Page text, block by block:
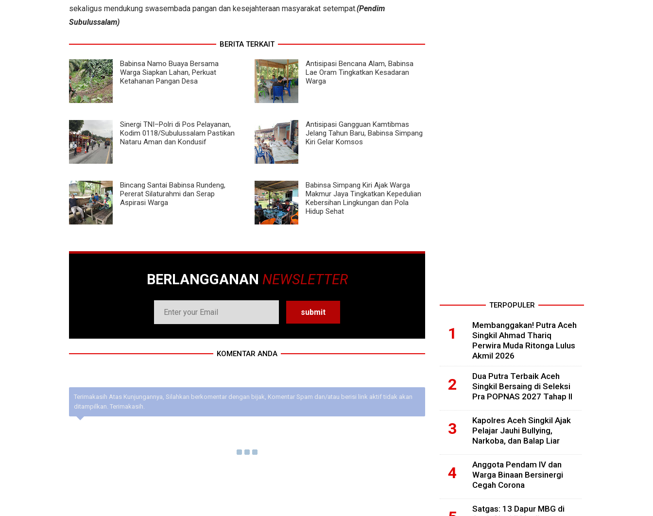
sekaligus mendukung swasembada pangan dan kesejahteraan masyarakat setempat.(Pendim
Subulussalam)
BERITA TERKAIT
Babinsa Namo Buaya Bersama
Warga Siapkan Lahan, Perkuat
Ketahanan Pangan Desa
Antisipasi Bencana Alam, Babinsa
Lae Oram Tingkatkan Kesadaran
Warga
Sinergi TNI–Polri di Pos Pelayanan,
Kodim 0118/Subulussalam Pastikan
Nataru Aman dan Kondusif
Antisipasi Gangguan Kamtibmas
Jelang Tahun Baru, Babinsa Simpang
Kiri Gelar Komsos
Bincang Santai Babinsa Rundeng,
Pererat Silaturahmi dan Serap
Aspirasi Warga
Babinsa Simpang Kiri Ajak Warga
Makmur Jaya Tingkatkan Kepedulian
Kebersihan Lingkungan dan Pola
Hidup Sehat
BERLANGGANAN NEWSLETTER
KOMENTAR ANDA
Terimakasih Atas Kunjungannya, Silahkan berkomentar dengan bijak, Komentar Spam dan/atau berisi link aktif tidak akan
ditampilkan. Terimakasih.
TERPOPULER
Membanggakan! Putra Aceh
Singkil Ahmad Thariq
Perwira Muda Ritonga Lulus
Akmil 2026
Dua Putra Terbaik Aceh
Singkil Bersaing di Seleksi
Pra POPNAS 2027 Tahap II
Kapolres Aceh Singkil Ajak
Pelajar Jauhi Bullying,
Narkoba, dan Balap Liar
Anggota Pendam IV dan
Warga Binaan Bersinergi
Cegah Corona
Satgas: 13 Dapur MBG di